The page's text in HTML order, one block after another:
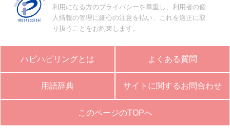
利用になる方のプライバシーを尊重し、利用者の個
人情報の管理に細心の注意を払い、これを適正に取
り扱うことをお約束します。
ハピハピリングとは よくある質問
用語辞典 サイトに関するお問合わせ
このページのTOPへ